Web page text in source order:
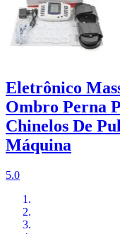
Eletrônico
Ombro Perna
Chinelos De
Máquina
5.0